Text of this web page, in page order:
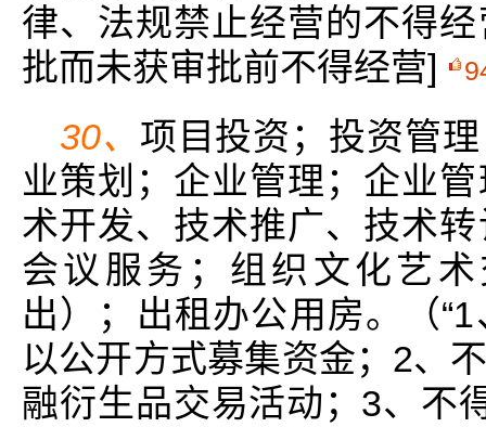
律、法规禁止经营的不得
批而未获审批前不得经营]
30、 项目投资；投资管
业策划；企业管理；企业
术开发、技术推广、技术
会议服务；组织文化艺
出）；出租办公用房。（
以公开方式募集资金；2、
融衍生品交易活动；3、不